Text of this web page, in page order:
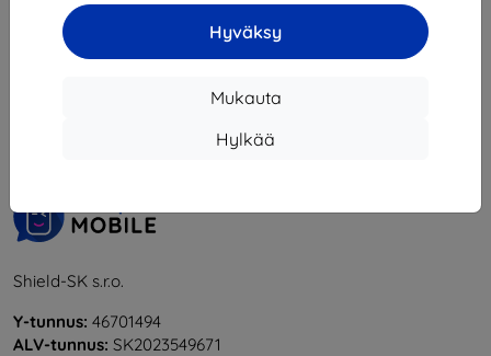
Hyväksy
Mukauta
Hylkää
yhteensä6.
Shield-SK s.r.o.
Y-tunnus: 46701494
ALV-tunnus: SK2023549671